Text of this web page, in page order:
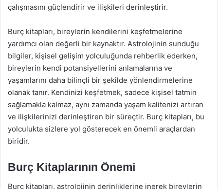
çalışmasını güçlendirir ve ilişkileri derinleştirir.
Burç kitapları, bireylerin kendilerini keşfetmelerine
yardımcı olan değerli bir kaynaktır. Astrolojinin sunduğu
bilgiler, kişisel gelişim yolculuğunda rehberlik ederken,
bireylerin kendi potansiyellerini anlamalarına ve
yaşamlarını daha bilinçli bir şekilde yönlendirmelerine
olanak tanır. Kendinizi keşfetmek, sadece kişisel tatmin
sağlamakla kalmaz, aynı zamanda yaşam kalitenizi artıran
ve ilişkilerinizi derinleştiren bir süreçtir. Burç kitapları, bu
yolculukta sizlere yol gösterecek en önemli araçlardan
biridir.
Burç Kitaplarının Önemi
Burç kitapları, astrolojinin derinliklerine inerek bireylerin